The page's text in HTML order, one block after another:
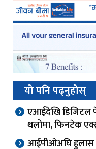
यो पनि पढ्नुहोस्
एआईदेखि डिजिटल
थलोमा, फिनटेक
आईपीओअघि हुलास